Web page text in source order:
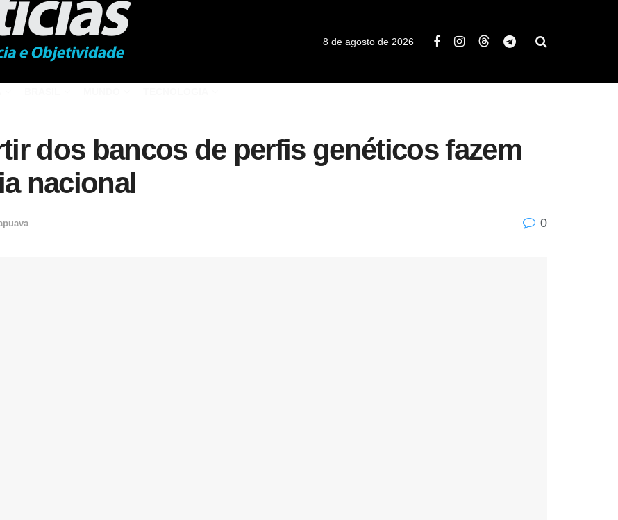
8 de agosto de 2026
dos bancos de perfis genéticos fazem
nacional
0